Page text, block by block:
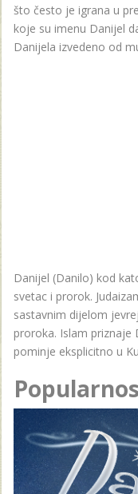
što često je igrana u
koje su imenu Danijel
Danijela izvedeno od
Danijel (Danilo) kod
svetac i prorok.
sastavnim dijelom
proroka. Islam priznaje
pominje eksplicitno u